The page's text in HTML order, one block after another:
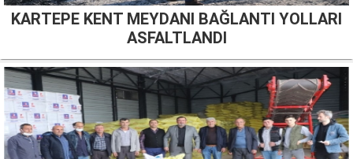
KARTEPE KENT MEYDANI BAĞLANTI YOLLARI
ASFALTLANDI